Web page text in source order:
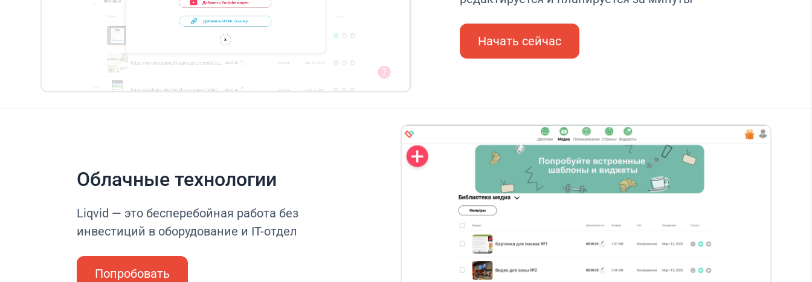
Начать сейчас
Облачные технологии
Liqvid — это бесперебойная работа без
инвестиций в оборудование и IT-отдел
Попробовать